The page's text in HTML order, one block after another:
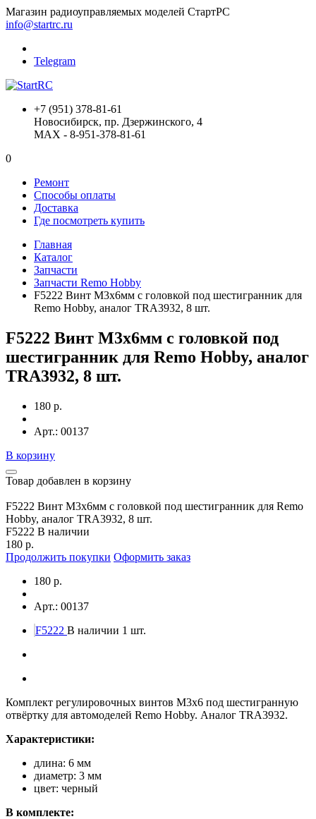
Магазин радиоуправляемых моделей СтартРС
info@startrc.ru
Telegram
+7 (951) 378-81-61
Новосибирск, пр. Дзержинского, 4
MAX - 8-951-378-81-61
0
Ремонт
Способы оплаты
Доставка
Где посмотреть купить
Главная
Каталог
Запчасти
Запчасти Remo Hobby
F5222 Винт M3x6мм с головкой под шестигранник для
Remo Hobby, аналог TRA3932, 8 шт.
F5222 Винт M3x6мм с головкой под
шестигранник для Remo Hobby, аналог
TRA3932, 8 шт.
180 р.
Арт.: 00137
В корзину
Товар добавлен в корзину
F5222 Винт M3x6мм с головкой под шестигранник для Remo
Hobby, аналог TRA3932, 8 шт.
F5222 В наличии
180 р.
Продолжить покупки Оформить заказ
180 р.
Арт.: 00137
F5222 В наличии 1 шт.
Комплект регулировочных винтов M3x6 под шестигранную
отвёртку для автомоделей Remo Hobby. Аналог TRA3932.
Характеристики:
длина: 6 мм
диаметр: 3 мм
цвет: черный
В комплекте: